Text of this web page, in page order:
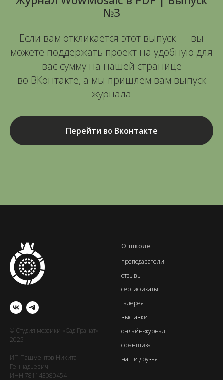
№3
Если вам откликается этот выпуск — вы
можете поддержать проект на удобную для
вас сумму на нашей странице
во ВКонтакте, а мы пришлём вам выпуск
журнала
Перейти во Вконтакте
© Студия мозаики «Сад Гранат»
2025
ИП Пашментов Никита
Геннадьевич
ИНН 781143080454
О школе
преподаватели
отзывы
сертификаты
галерея
выставки
онлайн-журнал
франшиза
наши друзья